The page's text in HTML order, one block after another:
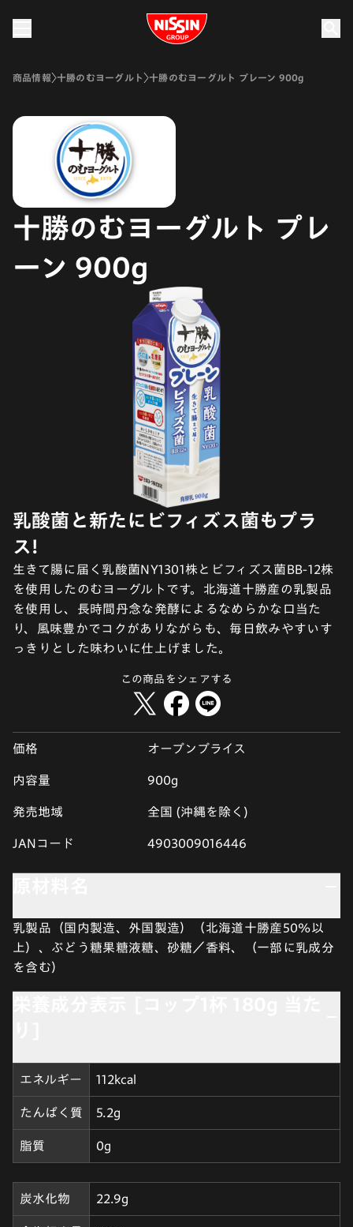
Nissin Group
商品情報 十勝のむヨーグルト 十勝のむヨーグルト プレーン 900g
十勝のむヨーグルト プレ
ーン 900g
乳酸菌と新たにビフィズス菌もプラ
ス!
生きて腸に届く乳酸菌NY1301株とビフィズス菌BB-12株
を使用したのむヨーグルトです。北海道十勝産の乳製品
を使用し、長時間丹念な発酵によるなめらかな口当た
り、風味豊かでコクがありながらも、毎日飲みやすいす
っきりとした味わいに仕上げました。
この商品をシェアする
価格 オープンプライス
内容量 900g
発売地域 全国 (沖縄を除く)
JANコード 4903009016446
乳製品（国内製造、外国製造）（北海道十勝産50%以
上）、ぶどう糖果糖液糖、砂糖／香料、（一部に乳成分
を含む）
エネルギー 112kcal
たんぱく質 5.2g
脂質 0g
炭水化物 22.9g